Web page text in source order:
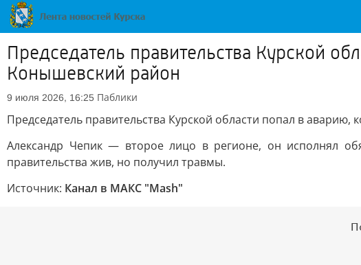
Председатель правительства Курской
Конышевский район
9 июля 2026, 16:25 Паблики
Председатель правительства Курской области попал в
Александр Чепик — второе лицо в регионе, он исполнял
правительства жив, но получил травмы.
Источник: Канал в МАКС "Mash"